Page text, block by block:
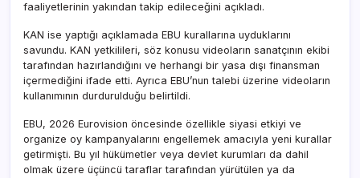
faaliyetlerinin yakından takip edileceğini açıkladı.
KAN ise yaptığı açıklamada EBU kurallarına uyduklarını
savundu. KAN yetkilileri, söz konusu videoların sanatçının ekibi
tarafından hazırlandığını ve herhangi bir yasa dışı finansman
içermediğini ifade etti. Ayrıca EBU’nun talebi üzerine videoların
kullanımının durdurulduğu belirtildi.
EBU, 2026 Eurovision öncesinde özellikle siyasi etkiyi ve
organize oy kampanyalarını engellemek amacıyla yeni kurallar
getirmişti. Bu yıl hükümetler veya devlet kurumları da dahil
olmak üzere üçüncü taraflar tarafından yürütülen ya da